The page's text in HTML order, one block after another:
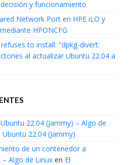
y funcionamiento
Network Port en HPE iLO y
HPONCFG
to install: "dpkg-divert:
al actualizar Ubuntu 22.04 a
22.04 (Jammy) – Algo de
22.04 (Jammy)
de un contenedor a
– Algo de Linuxen El